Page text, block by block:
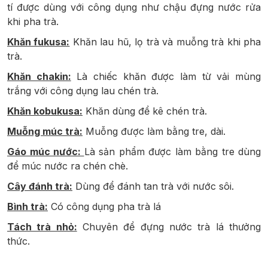
tí được dùng với công dụng như chậu đựng nước rửa
khi pha trà.
Khăn fukusa: Khăn lau hũ, lọ trà và muỗng trà khi pha
trà.
Khăn chakin: Là chiếc khăn được làm từ vải mùng
trắng với công dụng lau chén trà.
Khăn kobukusa: Khăn dùng để kê chén trà.
Muỗng múc trà: Muỗng được làm bằng tre, dài.
Gáo múc nước: Là sản phẩm được làm bằng tre dùng
để múc nước ra chén chè.
Cây đánh trà: Dùng để đánh tan trà với nước sôi.
Bình trà: Có công dụng pha trà lá
Tách trà nhỏ: Chuyên để đựng nước trà lá thưởng
thức.